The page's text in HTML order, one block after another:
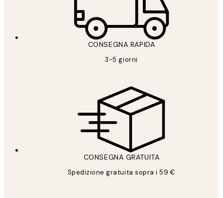
CONSEGNA RAPIDA
3-5 giorni
CONSEGNA GRATUITA
Spedizione gratuita sopra i 59 €